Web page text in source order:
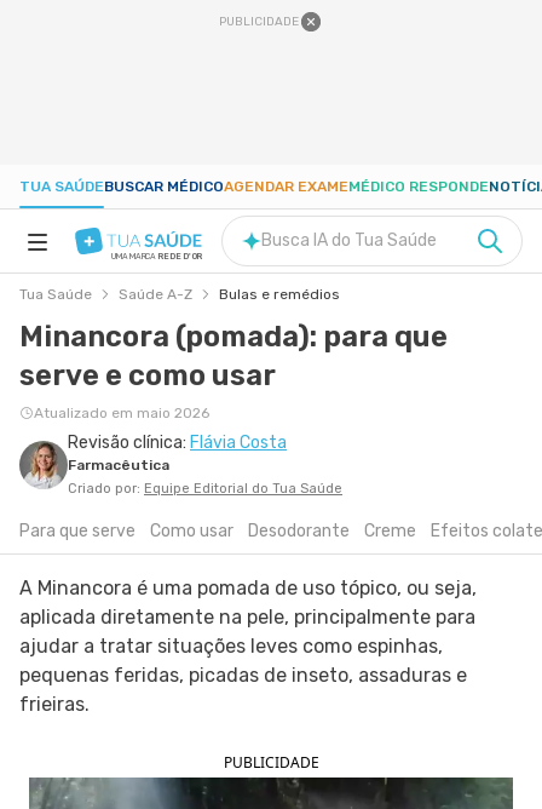
PUBLICIDADE
TUA SAÚDEBUSCAR MÉDICOAGENDAR EXAMEMÉDICO RESPONDE
NUTRIÇÃO
GRAVIDEZ
SIGA O TUA SAÚDE NAS REDES SOCIAIS
UMA MARCA REDE D'OR
Busca IA do Tua Saúde
Tua Saúde Saúde A-Z Bulas e remédios
Minancora (pomada): para que
serve e como usar
Atualizado em maio 2026
Revisão clínica: Flávia Costa
Farmacêutica
Criado por: Equipe Editorial do Tua Saúde
Para que serve Como usar Desodorante Creme Efeitos
A Minancora é uma pomada de uso tópico, ou seja,
aplicada diretamente na pele, principalmente para
ajudar a tratar situações leves como espinhas,
pequenas feridas, picadas de inseto, assaduras e
frieiras.
PUBLICIDADE